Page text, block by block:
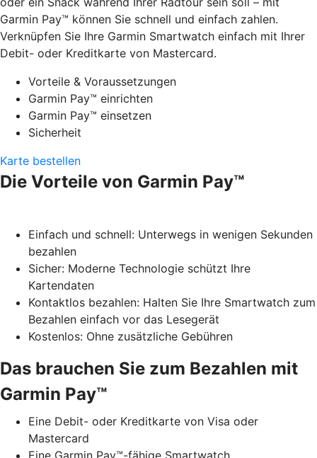
Garmin Pay™ können Sie schnell und einfach zahlen.
Verknüpfen Sie Ihre Garmin Smartwatch einfach mit Ihrer
Debit- oder Kreditkarte von Mastercard.
Vorteile & Voraussetzungen
Garmin Pay™ einrichten
Garmin Pay™ einsetzen
Sicherheit
Karte bestellen
Die Vorteile von Garmin Pay™
Einfach und schnell: Unterwegs in wenigen Sekunden
bezahlen
Sicher: Moderne Technologie schützt Ihre
Kartendaten
Kontaktlos bezahlen: Halten Sie Ihre Smartwatch zum
Bezahlen einfach vor das Lesegerät
Kostenlos: Ohne zusätzliche Gebühren
Das brauchen Sie zum Bezahlen mit
Garmin Pay™
Eine Debit- oder Kreditkarte von Visa oder
Mastercard
Eine Garmin Pay™-fähige Smartwatch